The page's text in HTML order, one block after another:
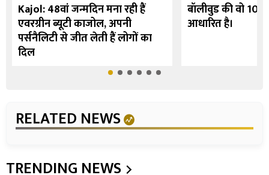
Kajol: 48वां जन्मदिन मना रही हैं
एवरग्रीन ब्यूटी काजोल, अपनी
पर्सनैलिटी से जीत लेती हैं लोगों का
दिल
बॉलीवुड की वो 10
आधारित है।
RELATED NEWS
TRENDING NEWS